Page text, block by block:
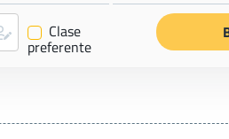
✔ Clase
preferente